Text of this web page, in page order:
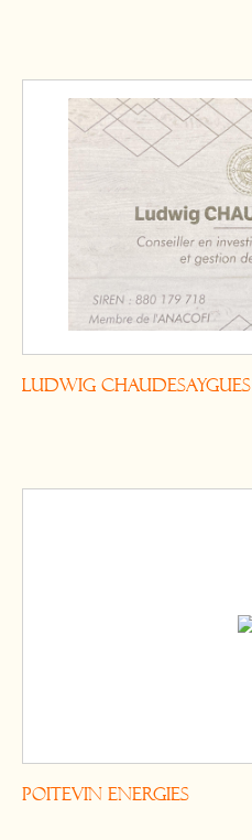
Ludwig CHAUDESAYGUES
POITEVIN ENERGIES